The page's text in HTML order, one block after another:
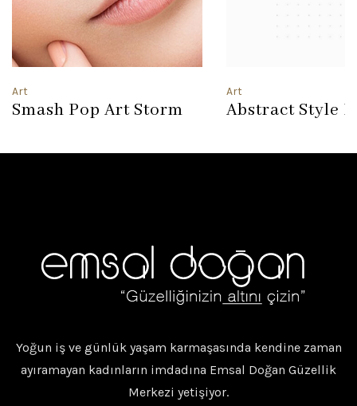
Art
Smash Pop Art Storm
Art
Abstract Style
Yoğun iş ve günlük yaşam karmaşasında kendine zaman
ayıramayan kadınların imdadına Emsal Doğan Güzellik
Merkezi yetişiyor.